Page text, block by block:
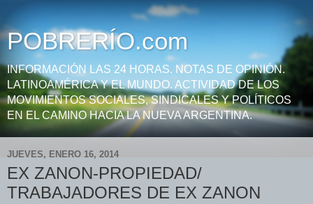
POBRERÍO.com
INFORMACIÓN LAS 24 HORAS. NOTAS DE OPINIÓN.
LATINOAMÉRICA Y EL MUNDO. ACTIVIDAD DE LOS
MOVIMIENTOS SOCIALES, SINDICALES Y POLÍTICOS
EN EL CAMINO HACIA LA NUEVA ARGENTINA.
JUEVES, ENERO 16, 2014
EX ZANON-PROPIEDAD/
TRABAJADORES DE EX ZANON